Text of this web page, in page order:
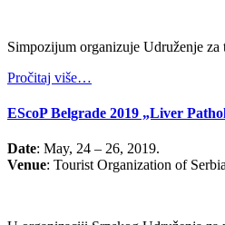
Simpozijum organizuje Udruženje za
Pročitaj više…
EScoP Belgrade 2019 „Liver
Date: May, 24 – 26, 2019.
Venue: Tourist Organization of Serbia